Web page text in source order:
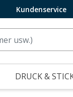
Kundenservice
DRUCK &